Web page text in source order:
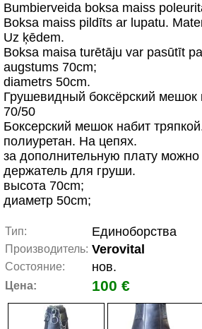
Bumbierveida boksa maiss
Boksa maiss pildīts ar lupatu.
Uz ķēdem.
Boksa maisa turētāju var pasūtīt
augstums 70сm;
diametrs 50cm.
Грушевидный боксёрский мешок
70/50
Боксерский мешок набит
полиуретан. На цепях.
за дополнительную плату можно
держатель для груши.
высота 70сm;
диаметр 50cm;
Тип: Единоборства
Производитель: Verovital
Состояние: нов.
Цена: 100 €